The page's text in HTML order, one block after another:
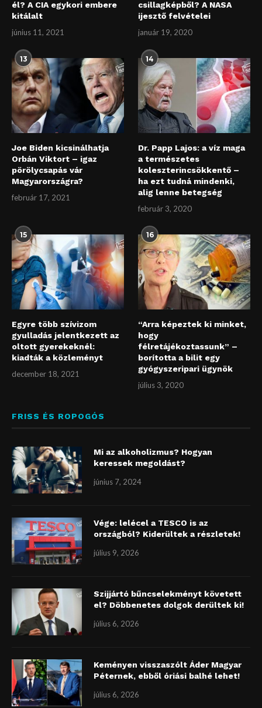
él? A CIA egykori embere
kitálalt
június 11, 2021
csillagképből? A NASA
ijesztő felvételei
január 19, 2020
13
Joe Biden kicsinálhatja
Orbán Viktort – igaz
pörölycsapás vár
Magyarországra?
február 17, 2021
14
Dr. Papp Lajos: a víz maga
a természetes
koleszterincsökkentő –
ha ezt tudná mindenki,
alig lenne betegség
február 3, 2020
15
Egyre több szívizom
gyulladás jelentkezett az
oltott gyerekeknél:
kiadták a közleményt
december 18, 2021
16
“Arra képeztek ki minket,
hogy
félretájékoztassunk” –
borította a bilit egy
gyógyszeripari ügynök
július 3, 2020
FRISS ÉS ROPOGÓS
Mi az alkoholizmus? Hogyan
keressek megoldást?
június 7, 2024
Vége: lelécel a TESCO is az
országból? Kiderültek a részletek!
július 9, 2026
Szijjártó bűncselekményt követett
el? Döbbenetes dolgok derültek ki!
július 6, 2026
Keményen visszaszólt Áder Magyar
Péternek, ebből óriási balhé lehet!
július 6, 2026